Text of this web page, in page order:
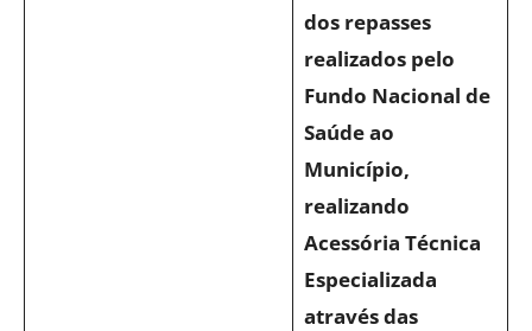
dos repasses
realizados pelo
Fundo Nacional de
Saúde ao
Município,
realizando
Acessória Técnica
Especializada
através das